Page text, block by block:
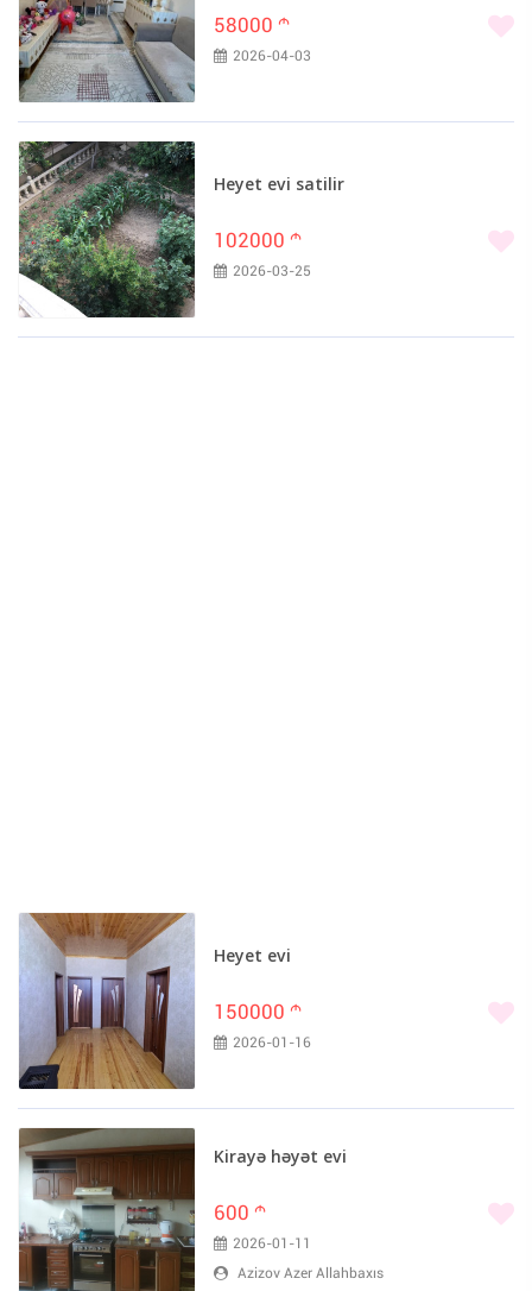
58000 m
2026-04-03
Heyet evi satilir
102000 m
2026-03-25
Heyet evi
150000 m
2026-01-16
Kirayə həyət evi
600 m
2026-01-11
Azizov Azer Allahbaxıs